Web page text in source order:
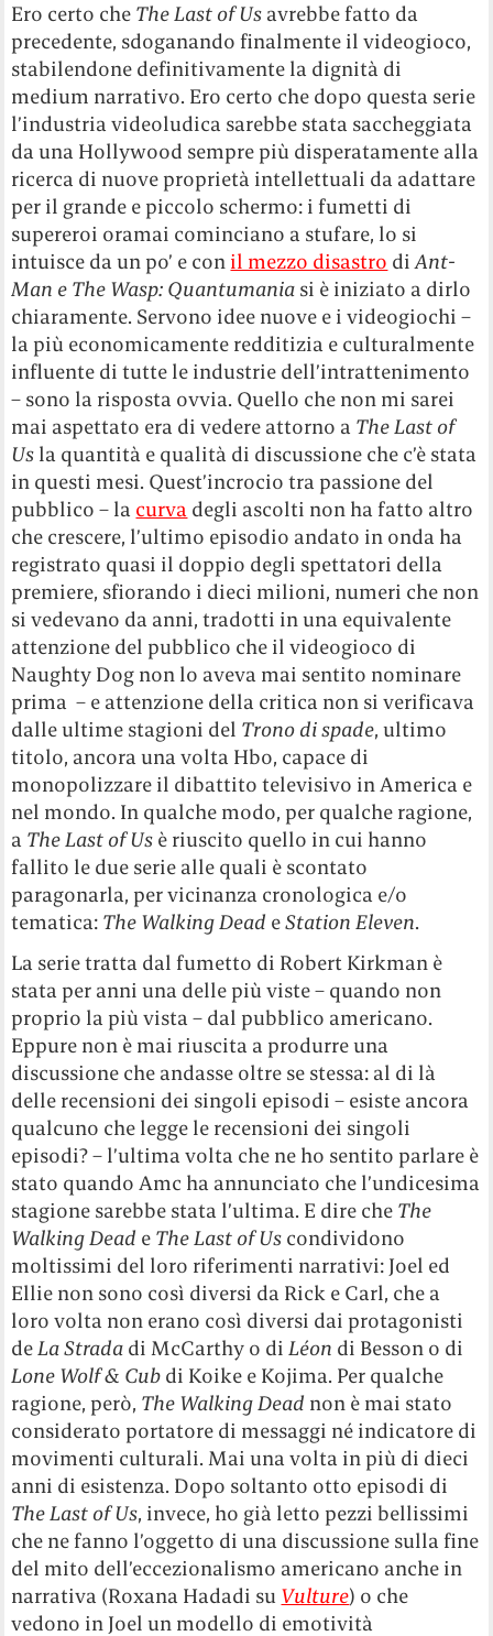
Ero certo che The Last of Us avrebbe fatto da
precedente, sdoganando finalmente il videogioco,
stabilendone definitivamente la dignità di
medium narrativo. Ero certo che dopo questa serie
l’industria videoludica sarebbe stata saccheggiata
da una Hollywood sempre più disperatamente alla
ricerca di nuove proprietà intellettuali da adattare
per il grande e piccolo schermo: i fumetti di
supereroi oramai cominciano a stufare, lo si
intuisce da un po’ e con il mezzo disastro diAnt-
Man e The Wasp: Quantumania si è iniziato a dirlo
chiaramente. Servono idee nuove e i videogiochi –
la più economicamente redditizia e culturalmente
influente di tutte le industrie dell’intrattenimento
– sono la risposta ovvia. Quello che non mi sarei
mai aspettato era di vedere attorno a The Last of
Us la quantità e qualità di discussione che c’è stata
in questi mesi. Quest’incrocio tra passione del
pubblico – la curva degli ascolti non ha fatto altro
che crescere, l’ultimo episodio andato in onda ha
registrato quasi il doppio degli spettatori della
premiere, sfiorando i dieci milioni, numeri che non
si vedevano da anni, tradotti in una equivalente
attenzione del pubblico che il videogioco di
Naughty Dog non lo aveva mai sentito nominare
prima – e attenzione della critica non si verificava
dalle ultime stagioni del Trono di spade, ultimo
titolo, ancora una volta Hbo, capace di
monopolizzare il dibattito televisivo in America e
nel mondo. In qualche modo, per qualche ragione,
a The Last of Us è riuscito quello in cui hanno
fallito le due serie alle quali è scontato
paragonarla, per vicinanza cronologica e/o
tematica: The Walking Dead eStation Eleven.
La serie tratta dal fumetto di Robert Kirkman è
stata per anni una delle più viste – quando non
proprio la più vista – dal pubblico americano.
Eppure non è mai riuscita a produrre una
discussione che andasse oltre se stessa: al di là
delle recensioni dei singoli episodi – esiste ancora
qualcuno che legge le recensioni dei singoli
episodi? – l’ultima volta che ne ho sentito parlare è
stato quando Amc ha annunciato che l’undicesima
stagione sarebbe stata l’ultima. E dire che The
Walking Dead e The Last of Us condividono
moltissimi del loro riferimenti narrativi: Joel ed
Ellie non sono così diversi da Rick e Carl, che a
loro volta non erano così diversi dai protagonisti
deLa Strada di McCarthy o diLéon di Besson o di
Lone Wolf & Cub di Koike e Kojima. Per qualche
ragione, però, The Walking Dead non è mai stato
considerato portatore di messaggi né indicatore di
movimenti culturali. Mai una volta in più di dieci
anni di esistenza. Dopo soltanto otto episodi di
The Last of Us, invece, ho già letto pezzi bellissimi
che ne fanno l’oggetto di una discussione sulla fine
del mito dell’eccezionalismo americano anche in
narrativa (Roxana Hadadi su Vulture) o che
vedono in Joel un modello di emotività